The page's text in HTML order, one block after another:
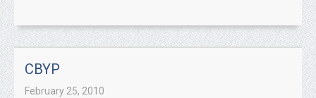
CBYP
February 25, 2010